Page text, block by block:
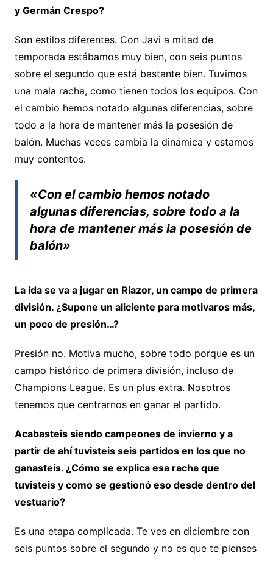
y Germán Crespo?
Son estilos diferentes. Con Javi a mitad de
temporada estábamos muy bien, con seis puntos
sobre el segundo que está bastante bien. Tuvimos
una mala racha, como tienen todos los equipos. Con
el cambio hemos notado algunas diferencias, sobre
todo a la hora de mantener más la posesión de
balón. Muchas veces cambia la dinámica y estamos
muy contentos.
«Con el cambio hemos notado
algunas diferencias, sobre todo a la
hora de mantener más la posesión de
balón»
La ida se va a jugar en Riazor, un campo de primera
división. ¿Supone un aliciente para motivaros más,
un poco de presión…?
Presión no. Motiva mucho, sobre todo porque es un
campo histórico de primera división, incluso de
Champions League. Es un plus extra. Nosotros
tenemos que centrarnos en ganar el partido.
Acabasteis siendo campeones de invierno y a
partir de ahí tuvisteis seis partidos en los que no
ganasteis. ¿Cómo se explica esa racha que
tuvisteis y como se gestionó eso desde dentro del
vestuario?
Es una etapa complicada. Te ves en diciembre con
seis puntos sobre el segundo y no es que te pienses